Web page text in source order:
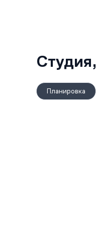
Студия,
Планировка